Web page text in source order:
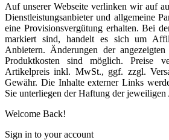
Auf unserer Webseite verlinken wir auf
Dienstleistungsanbieter und allgemeine
eine Provisionsvergütung erhalten. Bei
markiert sind, handelt es sich um
Anbietern. Änderungen der
Produktkosten sind möglich. Preise
Artikelpreis inkl. MwSt., ggf. zzgl.
Gewähr. Die Inhalte externer Links
Sie unterliegen der Haftung der jeweiligen
Welcome Back!
Sign in to your account